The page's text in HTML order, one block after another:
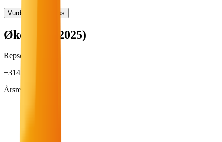
Vurder arbeidsplass
Økonomi (2025)
Repsol Norge
−314,7 mill. kr
Årsresultat